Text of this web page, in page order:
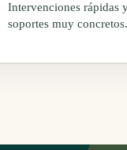
Intervenciones rápidas
soportes muy concretos.